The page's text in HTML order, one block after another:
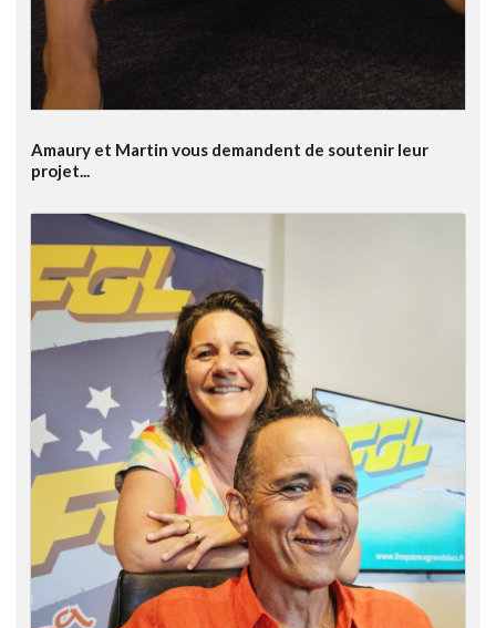
Amaury et Martin vous demandent de soutenir leur
projet...